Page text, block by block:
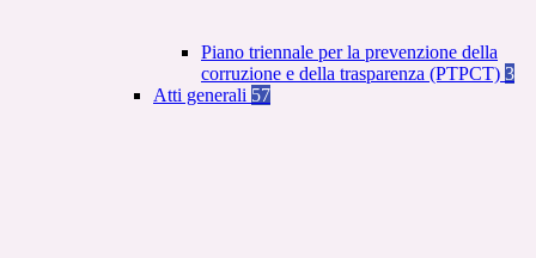
Piano triennale per la prevenzione della
corruzione e della trasparenza (PTPCT) 3
Atti generali 57